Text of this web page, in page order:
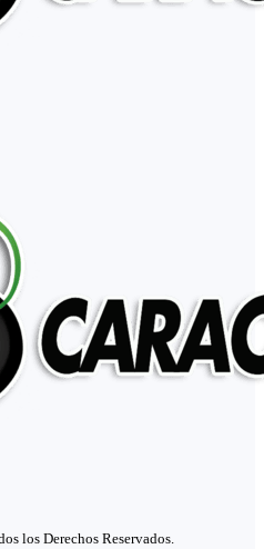
los Derechos Reservados.